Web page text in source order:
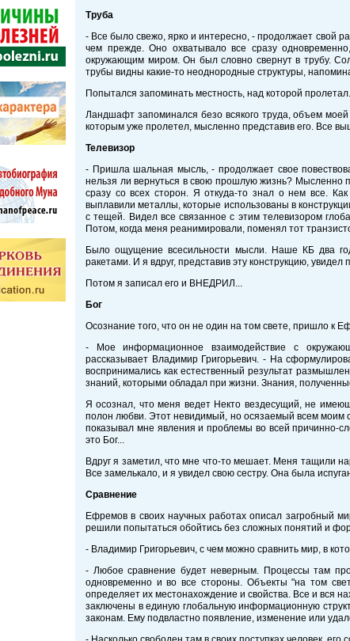
Труба
- Все было свежо, ярко и интересно, - продолжает свой
чем прежде. Оно охватывало все сразу
окружающим миром. Он был словно свернут в трубу.
трубы видны какие-то неоднородные структуры,
Попытался запоминать местность, над которой
Ландшафт запоминался безо всякого труда, объем
которым уже пролетел, мысленно представив его. Все
Телевизор
- Пришла шальная мысль, - продолжает свое
нельзя ли вернуться в свою прошлую жизнь? Мысленно
сразу со всех сторон. Я откуда-то знал о нем все.
выплавили металлы, которые использованы в
с тещей. Видел все связанное с этим телевизором
Потом, когда меня реанимировали, поменял тот
Было ощущение всесильности мысли. Наше КБ два
ракетами. И я вдруг, представив эту конструкцию,
Потом я записал его и ВНЕДРИЛ...
Бог
Осознание того, что он не один на том свете, пришло к
- Мое информационное взаимодействие с
рассказывает Владимир Григорьевич. - На
воспринимались как естественный результат
знаний, которыми обладал при жизни. Знания,
Я осознал, что меня ведет Некто вездесущий, не
полон любви. Этот невидимый, но осязаемый всем моим
показывал мне явления и проблемы во всей причинно-
это Бог...
Вдруг я заметил, что мне что-то мешает. Меня тащили
Все замелькало, и я увидел свою сестру. Она была
Сравнение
Ефремов в своих научных работах описал загробный
решили попытаться обойтись без сложных понятий и
- Владимир Григорьевич, с чем можно сравнить мир, в
- Любое сравнение будет неверным. Процессы там
одновременно и во все стороны. Объекты "на том
определяет их местонахождение и свойства. Все и вся
заключены в единую глобальную информационную
законам. Ему подвластно появление, изменение или